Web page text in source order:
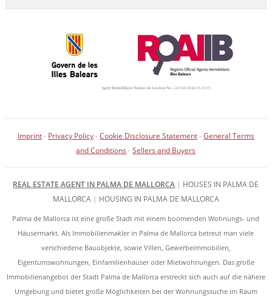
Imprint- Privacy Policy-Cookie Disclosure Statement-General Terms
and Conditions -Sellers and Buyers
REAL ESTATE AGENT IN PALMA DE MALLORCA | HOUSES IN PALMA DE
MALLORCA| HOUSING IN PALMA DE MALLORCA
Palma de Mallorca ist eine große Stadt mit einem boomenden Wohnungs- und
Häusermarkt. Als Immobilienmakler in Palma de Mallorca betreut man viele
verschiedene Bauobjekte, sowie Villen, Gewerbeimmobilien,
Eigentumswohnungen, Einfamilienhäuser oder Mietwohnungen. Das große
Immobilienangebot der Stadt Palma de Mallorca erstreckt sich auch auf die nähere
Umgebung und bietet große Möglichkeiten bei der Wohnungssuche im Raum